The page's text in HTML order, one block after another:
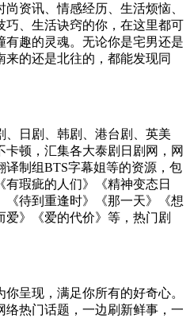
资讯、情感经历、生活烦恼、
巧、生活诀窍的你，在这里都可
有趣的灵魂。无论你是宅男还是
的还是北往的，都能发现同
日剧、韩剧、港台剧、英美
顿，汇集各大泰剧日剧网，网
制组BTS字幕姐等的资源，包
瑕疵的人们》《精神变态日
待到重逢时》《那一天》《想
爱》《爱的代价》等，热门剧
呈现，满足你所有的好奇心。
络热门话题，一边刷新鲜事，一